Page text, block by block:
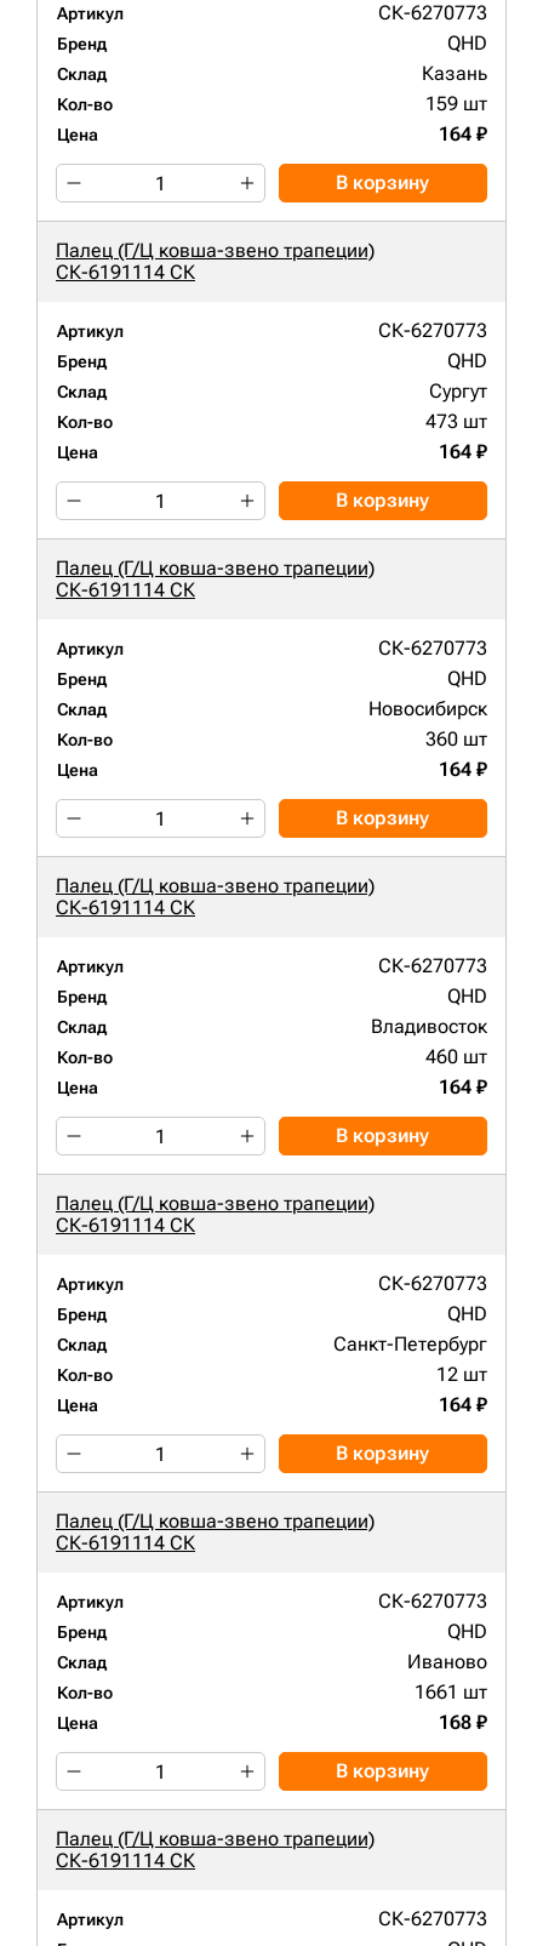
Артикул СК-6270773
Бренд QHD
Склад Казань
Кол-во 159 шт
Цена 164 ₽
В корзину
Палец (Г/Ц ковша-звено трапеции)
СК-6191114 СК
Артикул СК-6270773
Бренд QHD
Склад Сургут
Кол-во 473 шт
Цена 164 ₽
В корзину
Палец (Г/Ц ковша-звено трапеции)
СК-6191114 СК
Артикул СК-6270773
Бренд QHD
Склад Новосибирск
Кол-во 360 шт
Цена 164 ₽
В корзину
Палец (Г/Ц ковша-звено трапеции)
СК-6191114 СК
Артикул СК-6270773
Бренд QHD
Склад Владивосток
Кол-во 460 шт
Цена 164 ₽
В корзину
Палец (Г/Ц ковша-звено трапеции)
СК-6191114 СК
Артикул СК-6270773
Бренд QHD
Склад Санкт-Петербург
Кол-во 12 шт
Цена 164 ₽
В корзину
Палец (Г/Ц ковша-звено трапеции)
СК-6191114 СК
Артикул СК-6270773
Бренд QHD
Склад Иваново
Кол-во 1661 шт
Цена 168 ₽
В корзину
Палец (Г/Ц ковша-звено трапеции)
СК-6191114 СК
Артикул СК-6270773